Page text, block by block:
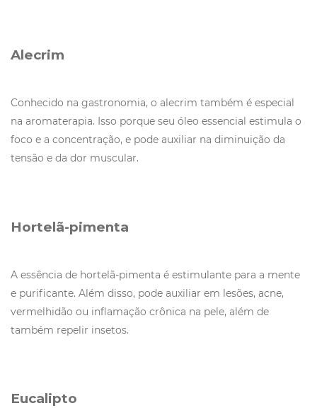
Alecrim
Conhecido na gastronomia, o alecrim também é especial
na aromaterapia. Isso porque seu óleo essencial estimula o
foco e a concentração, e pode auxiliar na diminuição da
tensão e da dor muscular.
Hortelã-pimenta
A essência de hortelã-pimenta é estimulante para a mente
e purificante. Além disso, pode auxiliar em lesões, acne,
vermelhidão ou inflamação crônica na pele, além de
também repelir insetos.
Eucalipto